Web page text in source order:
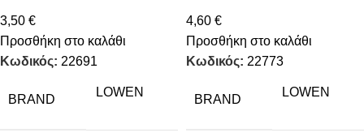
3,50 €
Προσθήκη στο καλάθι
Κωδικός: 22691
BRAND
LOWEN
4,60 €
Προσθήκη στο καλάθι
Κωδικός: 22773
BRAND
LOWEN